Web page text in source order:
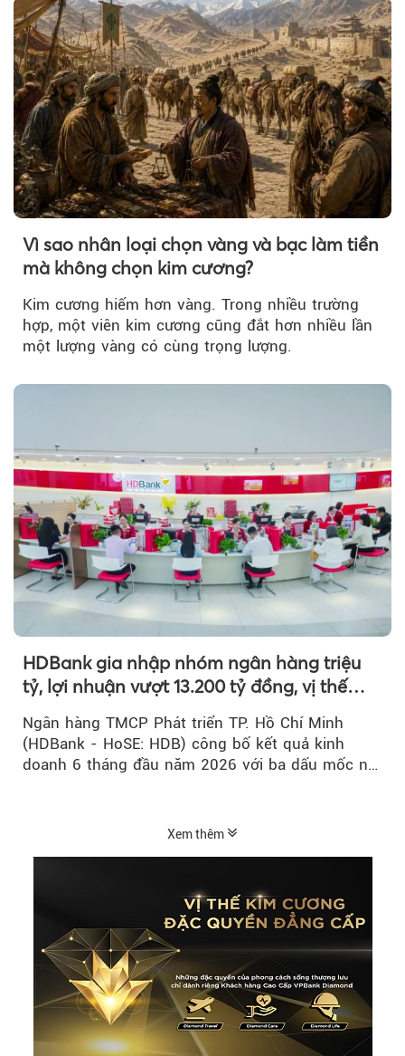
Vì sao nhân loại chọn vàng và bạc làm tiền
mà không chọn kim cương?
Kim cương hiếm hơn vàng. Trong nhiều trường
hợp, một viên kim cương cũng đắt hơn nhiều lần
một lượng vàng có cùng trọng lượng.
HDBank gia nhập nhóm ngân hàng triệu
tỷ, lợi nhuận vượt 13.200 tỷ đồng, vị thế
mới trên thị trường vốn quốc tế
Ngân hàng TMCP Phát triển TP. Hồ Chí Minh
(HDBank - HoSE: HDB) công bố kết quả kinh
doanh 6 tháng đầu năm 2026 với ba dấu mốc nổi
Xem thêm